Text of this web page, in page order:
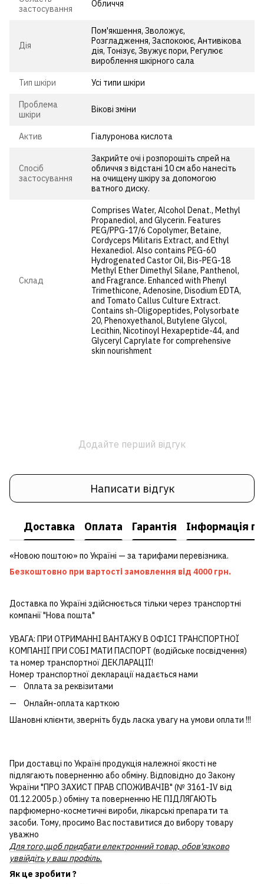
застосування
Обличчя
Дія
Пом'якшення, Зволожує,
Розгладження, Заспокоює, Антивікова
дія, Тонізує, Звужує пори, Регулює
вироблення шкірного сала
Тип шкіри Усі типи шкіри
Проблема
шкіри
Вікові зміни
Актив Гіалуронова кислота
Спосіб
застосування
Закрийте очі і розпорошіть спрей на
обличчя з відстані 10 см або нанесіть
на очищену шкіру за допомогою
ватного диску.
Cклад
Comprises Water, Alcohol Denat., Methyl
Propanediol, and Glycerin. Features
PEG/PPG-17/6 Copolymer, Betaine,
Cordyceps Militaris Extract, and Ethyl
Hexanediol. Also contains PEG-60
Hydrogenated Castor Oil, Bis-PEG-18
Methyl Ether Dimethyl Silane, Panthenol,
and Fragrance. Enhanced with Phenyl
Trimethicone, Adenosine, Disodium EDTA,
and Tomato Callus Culture Extract.
Contains sh-Oligopeptides, Polysorbate
20, Phenoxyethanol, Butylene Glycol,
Lecithin, Nicotinoyl Hexapeptide-44, and
Glyceryl Caprylate for comprehensive
skin nourishment
Додайте перший відгук
Написати відгук
Доставка Оплата Гарантія Інформація
«Новою поштою» по Україні — за тарифами перевізника.
Безкоштовно при вартості замовлення від 4000 грн.
Доставка по Україні здійснюється тільки через транспортні
компанії "Нова пошта"
УВАГА: ПРИ ОТРИМАННІ ВАНТАЖУ В ОФІСІ ТРАНСПОРТНОЇ
КОМПАНІЇ ПРИ СОБІ МАТИ ПАСПОРТ (водійське посвідчення)
та номер транспортної ДЕКЛАРАЦІЇ!
Номер транспортної декларації надається нами
Оплата за реквізитами
Онлайн-оплата карткою
Шановні клієнти, зверніть будь ласка увагу на умови оплати !!!
При доставці по Україні продукція належної якості не
підлягають поверненню або обміну. Відповідно до Закону
України "ПРО ЗАХИСТ ПРАВ СПОЖИВАЧІВ" (№ 3161-IV від
01.12.2005 р.) обміну та поверненню НЕ ПІДЛЯГАЮТЬ
парфюмерно-косметичні вироби, лікарські препарати та
засоби. Тому, просимо Вас поставитися до вибору товару
уважно
Для того,щоб придбати електронний товар, обов'язково
уввійдіть у ваш профіль.
Як це зробити ?